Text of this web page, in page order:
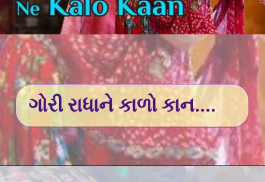
ગોરી રાધાને કાળો કાન....